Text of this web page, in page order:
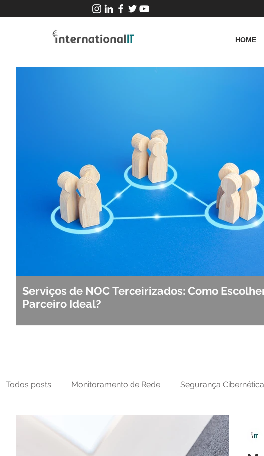
HOME
Serviços de NOC Terceirizados: Como
Parceiro Ideal?
Todos posts Monitoramento de Rede Segurança Cibernética